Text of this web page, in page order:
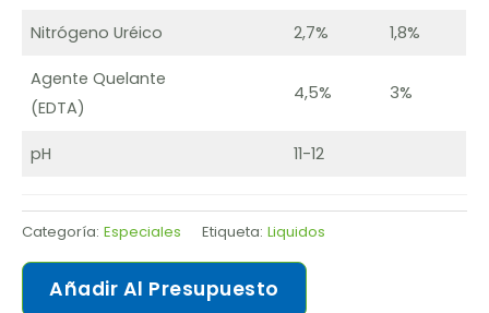
Nitrógeno Uréico 2,7% 1,8%
Agente Quelante
(EDTA)
4,5% 3%
pH 11-12
Categoría: Especiales Etiqueta: Liquidos
Añadir Al Presupuesto